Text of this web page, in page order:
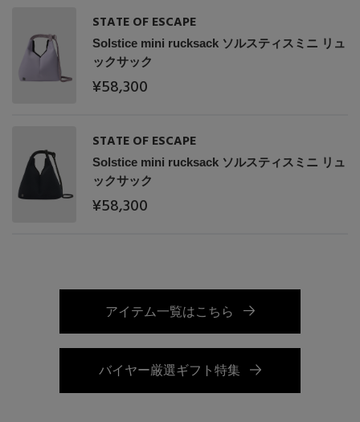
STATE OF ESCAPE
Solstice mini rucksack ソルスティスミニ リュ
ックサック
¥58,300
STATE OF ESCAPE
Solstice mini rucksack ソルスティスミニ リュ
ックサック
¥58,300
アイテム一覧はこちら
バイヤー厳選ギフト特集